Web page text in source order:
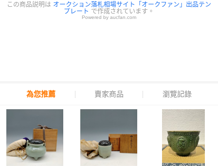
この商品説明は オークション落札相場サイト「オークファン」出品テン
プレート で作成されています。
Powered by aucfan.com
為您推薦 賣家商品 瀏覽記錄